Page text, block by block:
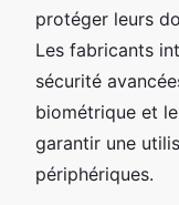
protéger leurs
Les fabricants
sécurité
biométrique et
garantir une
périphériques.